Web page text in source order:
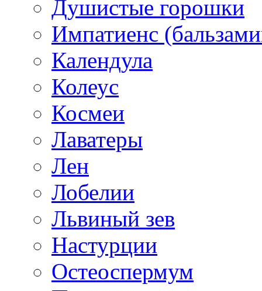
Душистые горошки
Импатиенс
Календула
Колеус
Космеи
Лаватеры
Лен
Лобелии
Львиный зев
Настурции
Остеоспермум